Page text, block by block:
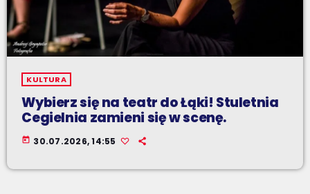
KULTURA
Wybierz się na teatr do Łąki! Stuletnia
Cegielnia zamieni się w scenę.
today 30.07.2026, 14:55